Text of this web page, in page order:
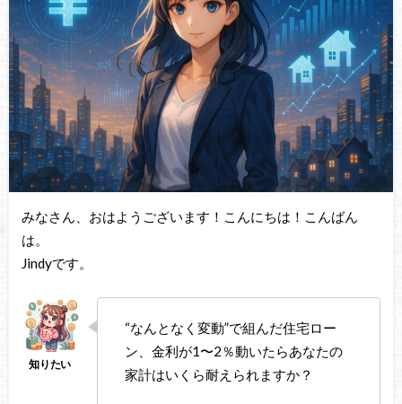
みなさん、おはようございます！こんにちは！こんばん
は。
Jindyです。
“なんとなく変動”で組んだ住宅ロー
ン、金利が1〜2％動いたらあなたの
家計はいくら耐えられますか？